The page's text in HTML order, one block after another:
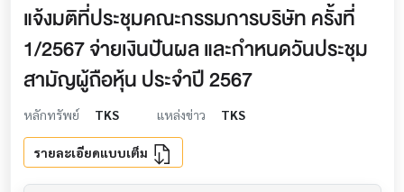
แจ้งมติที่ประชุมคณะกรรมการบริษัท ครั้งที่
1/2567 จ่ายเงินปันผล และกำหนดวันประชุม
สามัญผู้ถือหุ้น ประจำปี 2567
หลักทรัพย์ TKS แหล่งข่าว TKS
รายละเอียดแบบเต็ม